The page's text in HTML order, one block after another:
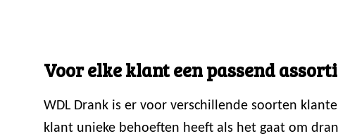
Voor elke klant een passend
WDL Drank is er voor verschillende soorten
klant unieke behoeften heeft als het gaat om